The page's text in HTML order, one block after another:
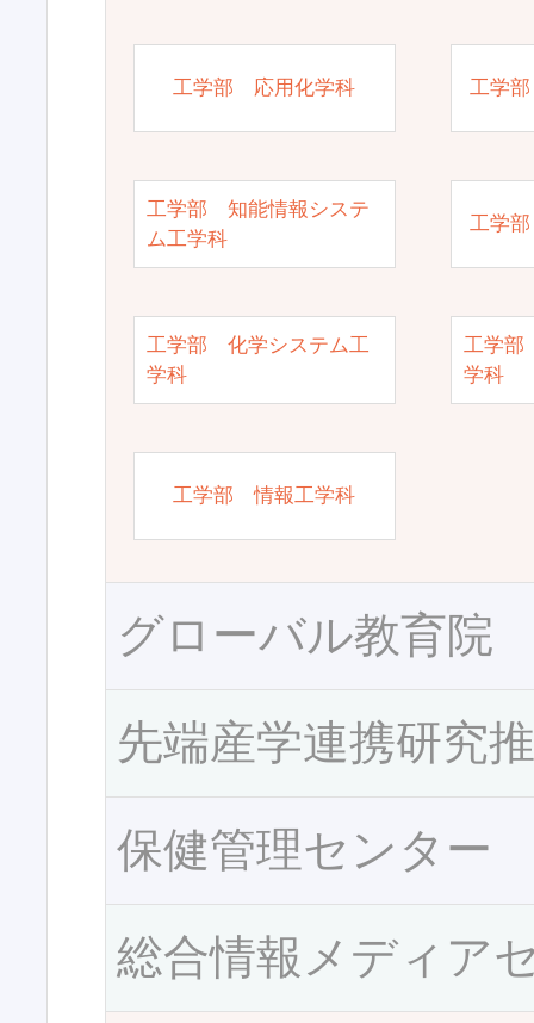
工学部 応用化学科 工学
工学部 知能情報システ
ム工学科
工学
工学部 化学システム工
学科
工学部
学科
工学部 情報工学科
グローバル教育院
先端産学連携研究
保健管理センター
総合情報メディア